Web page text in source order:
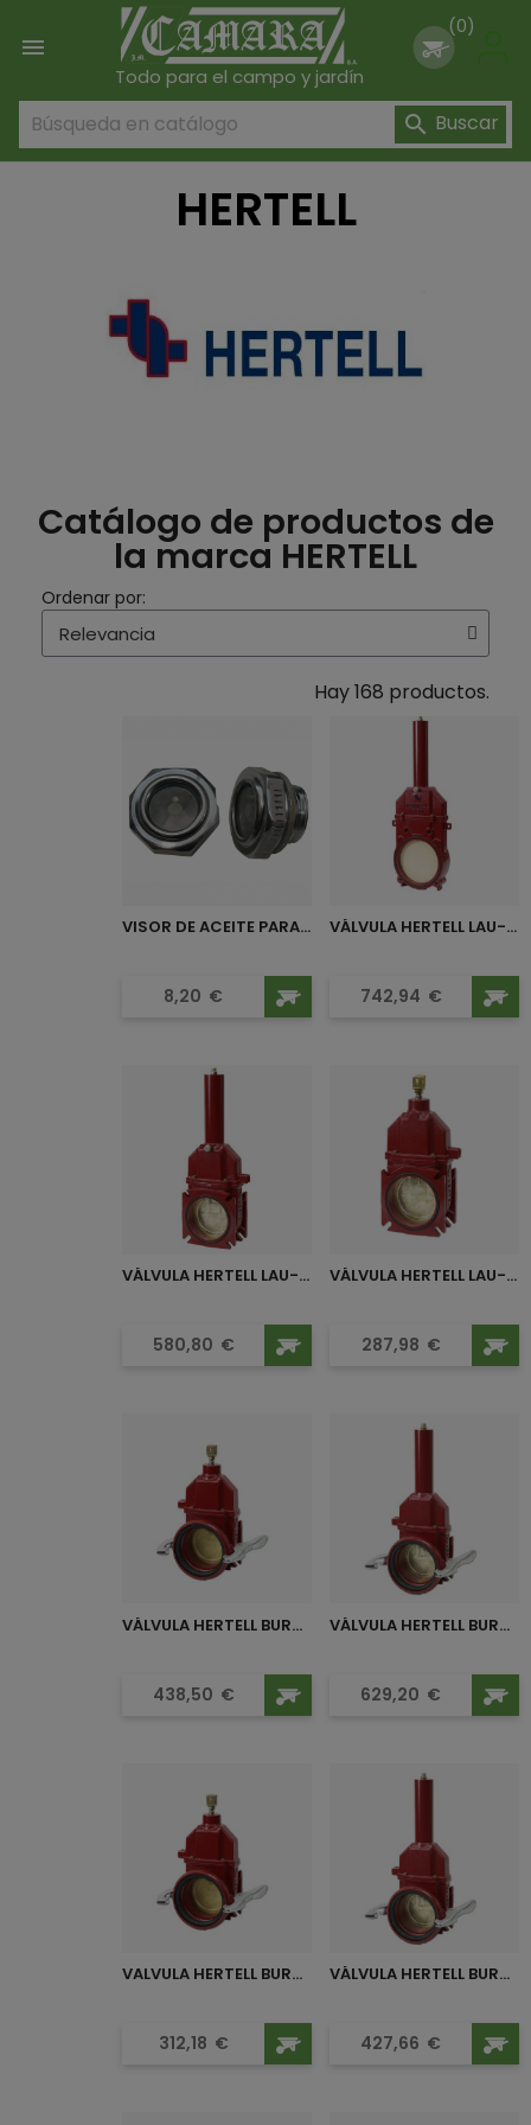

Todo para el campo y jardín
(0)
 Buscar
HERTELL
Catálogo de productos de
la marca HERTELL
Ordenar por:
Hay 168 productos.
VISOR DE ACEITE PARA...
Precio
8,20 €
VÁLVULA HERTELL LAU-200...
Precio
742,94 €
VÁLVULA HERTELL LAU-150...
Precio
580,80 €
VÁLVULA HERTELL LAU-125 MANUAL
Precio
287,98 €
VÁLVULA HERTELL BURU-150...
Precio
438,50 €
VÁLVULA HERTELL BURU-150...
Precio
629,20 €
VALVULA HERTELL BURU-125...
Precio
312,18 €
VÁLVULA HERTELL BURU-125...
Precio
427,66 €